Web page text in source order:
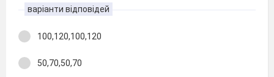
варіанти відповідей
100,120,100,120
50,70,50,70